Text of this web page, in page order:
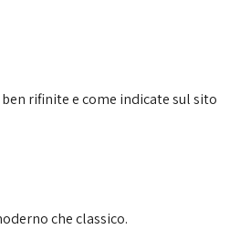
rifinite e come indicate sul sito
che classico.